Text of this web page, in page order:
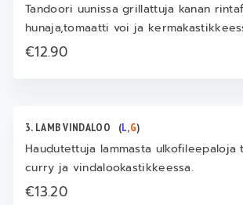
Tandoori uunissa grillattuja kanan
hunaja,tomaatti voi ja
€12.90
3. LAMB VINDALOO (L,G)
Haudutettuja lammasta ulkofileepaloja
curry ja vindalookastikkeessa.
€13.20